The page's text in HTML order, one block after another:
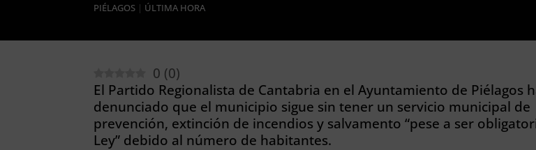
PIÉLAGOS | ÚLTIMA HORA
0 (0)
El Partido Regionalista de Cantabria en el Ayuntamiento de Piélagos
denunciado que el municipio sigue sin tener un servicio municipal de
prevención, extinción de incendios y salvamento “pese a ser
Ley” debido al número de habitantes.